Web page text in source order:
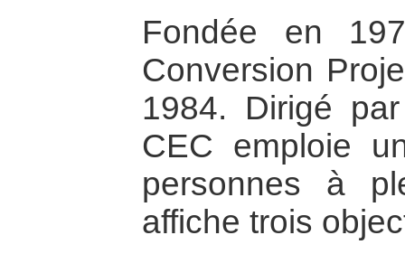
Fondée en
Conversion
1984. Dirigé
CEC emploie
personnes à
affiche trois